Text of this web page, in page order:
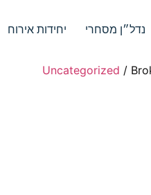
נדל״ן מסחרי יחידות אירוח
Uncategorized /